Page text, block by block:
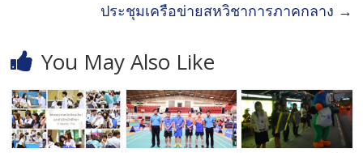
ประชุมเครือข่ายสหวิชาการภาคกลาง →
You May Also Like